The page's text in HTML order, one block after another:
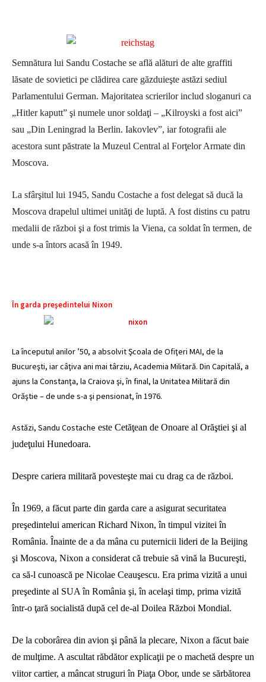
Semnătura lui Sandu Costache se află alături de alte graffiti
lăsate de sovietici pe clădirea care găzduieşte astăzi sediul
Parlamentului German. Majoritatea scrierilor includ sloganuri ca
„Hitler kaputt” şi numele unor soldaţi – „Kilroyski a fost aici”
sau „Din Leningrad la Berlin. Iakovlev”, iar fotografii ale
acestora sunt păstrate la Muzeul Central al Forţelor Armate din
Moscova.
La sfârşitul lui 1945, Sandu Costache a fost delegat să ducă la
Moscova drapelul ultimei unităţi de luptă. A fost distins cu patru
medalii de război şi a fost trimis la Viena, ca soldat în termen, de
unde s-a întors acasă în 1949.
În garda preşedintelui Nixon
La începutul anilor ’50, a absolvit Şcoala de Ofiţeri MAI, de la
Bucureşti, iar câţiva ani mai târziu, Academia Militară. Din Capitală, a
ajuns la Constanţa, la Craiova şi, în final, la Unitatea Militară din
Orăştie – de unde s-a şi pensionat, în 1976.
Astăzi, Sandu Costache este Cetăţean de Onoare al Orăştiei şi al
judeţului Hunedoara.
Despre cariera militară povesteşte mai cu drag ca de război.
În 1969, a făcut parte din garda care a asigurat securitatea
preşedintelui american Richard Nixon, în timpul vizitei în
România. Înainte de a da mâna cu puternicii lideri de la Beijing
şi Moscova, Nixon a considerat că trebuie să vină la Bucureşti,
ca să-l cunoască pe Nicolae Ceauşescu. Era prima vizită a unui
preşedinte al SUA în România şi, în acelaşi timp, prima vizită
într-o ţară socialistă după cel de-al Doilea Război Mondial.
De la coborârea din avion şi până la plecare, Nixon a făcut baie
de mulţime. A ascultat răbdător explicaţii pe o machetă despre un
viitor cartier, a mâncat struguri în Piaţa Obor, unde se sărbătorea